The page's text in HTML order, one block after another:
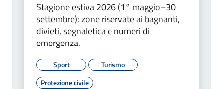
Stagione estiva 2026 (1° maggio–30
settembre): zone riservate ai bagnanti,
divieti, segnaletica e numeri di
emergenza.
Sport
Turismo
Protezione civile